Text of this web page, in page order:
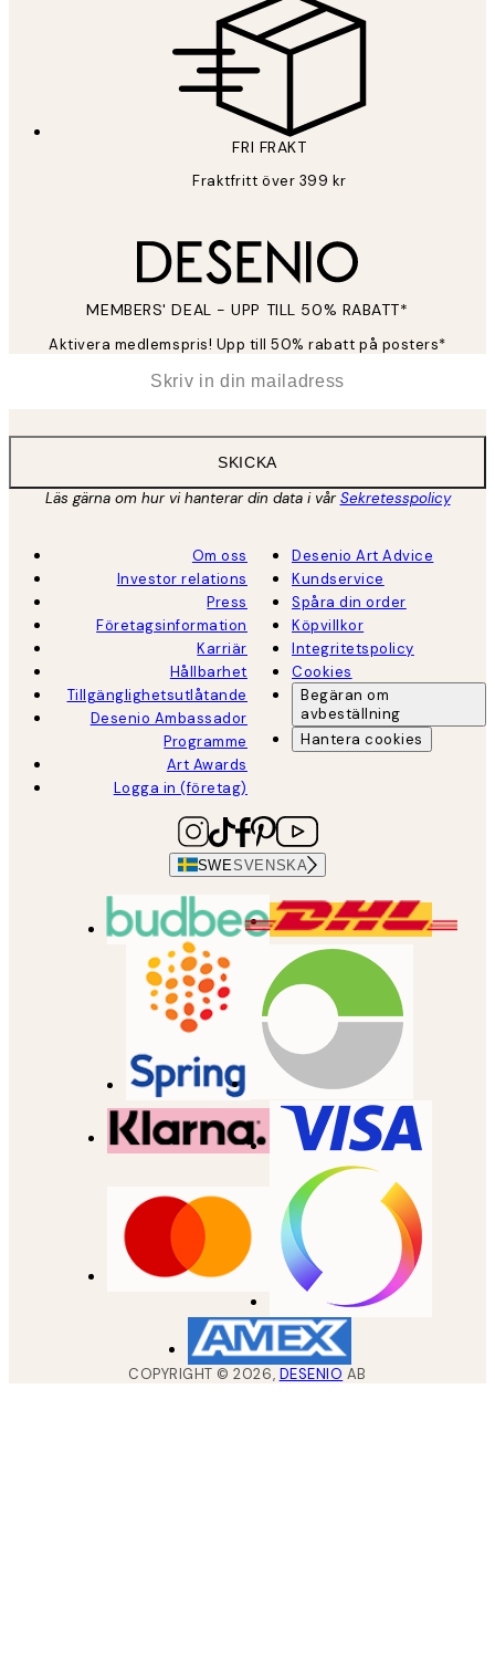
FRI FRAKT
Fraktfritt över 399 kr
MEMBERS' DEAL - UPP TILL 50% RABATT*
Aktivera medlemspris! Upp till 50% rabatt på posters*
SKICKA
Läs gärna om hur vi hanterar din data i vårSekretesspolicy
Om oss
Investor relations
Press
Företagsinformation
Karriär
Hållbarhet
Tillgänglighetsutlåtande
Desenio Ambassador
Programme
Art Awards
Logga in (företag)
Desenio Art Advice
Kundservice
Spåra din order
Köpvillkor
Integritetspolicy
Cookies
Begäran om
avbeställning
Hantera cookies
SWESVENSKA
COPYRIGHT ©2026, DESENIO AB